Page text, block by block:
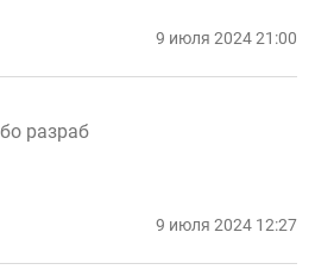
9 июля 2024 21:00
разраб
9 июля 2024 12:27